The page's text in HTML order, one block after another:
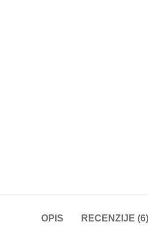
OPIS RECENZIJE (6)